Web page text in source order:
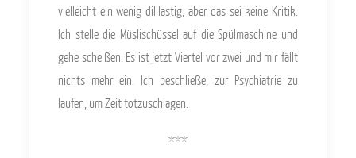
vielleicht ein wenig dilllastig, aber das sei keine Kritik.
Ich stelle die Müslischüssel auf die Spülmaschine und
gehe scheißen. Es ist jetzt Viertel vor zwei und mir fällt
nichts mehr ein. Ich beschließe, zur Psychiatrie zu
laufen, um Zeit totzuschlagen.
***